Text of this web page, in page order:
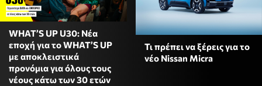
WHAT’S UP U30: Νέα
εποχή για το WHAT’S UP
με αποκλειστικά
προνόμια για όλους τους
νέους κάτω των 30 ετών
Τι πρέπει να ξέρεις για το
νέο Nissan Micra